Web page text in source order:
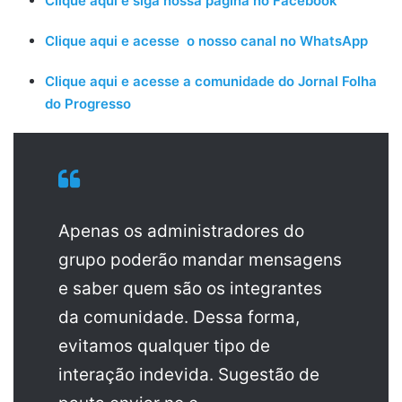
Clique aqui e acesse o nosso canal no WhatsApp
Clique aqui e acesse a comunidade do Jornal Folha
do Progresso
Apenas os administradores do
grupo poderão mandar mensagens
e saber quem são os integrantes
da comunidade. Dessa forma,
evitamos qualquer tipo de
interação indevida. Sugestão de